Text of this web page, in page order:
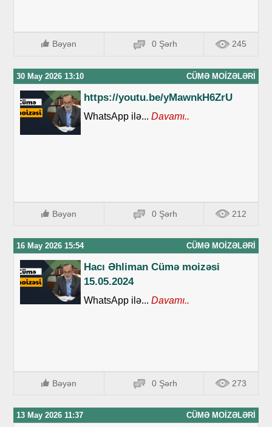
Bəyən 0 Şərh 245
30 May 2026 13:10 CÜMƏ MOIZƏLƏRI
https://youtu.be/yMawnkH6ZrU
WhatsApp ilə... Davamı..
Bəyən 0 Şərh 212
16 May 2026 15:54 CÜMƏ MOIZƏLƏRI
Hacı Əhliman Cümə moizəsi
15.05.2024
WhatsApp ilə... Davamı..
Bəyən 0 Şərh 273
13 May 2026 11:37 CÜMƏ MOIZƏLƏRI